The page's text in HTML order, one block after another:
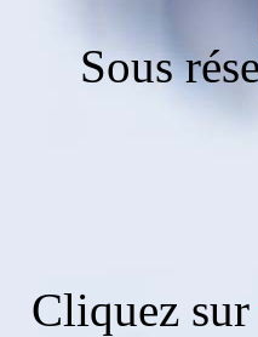
Sous
Cliquez sur